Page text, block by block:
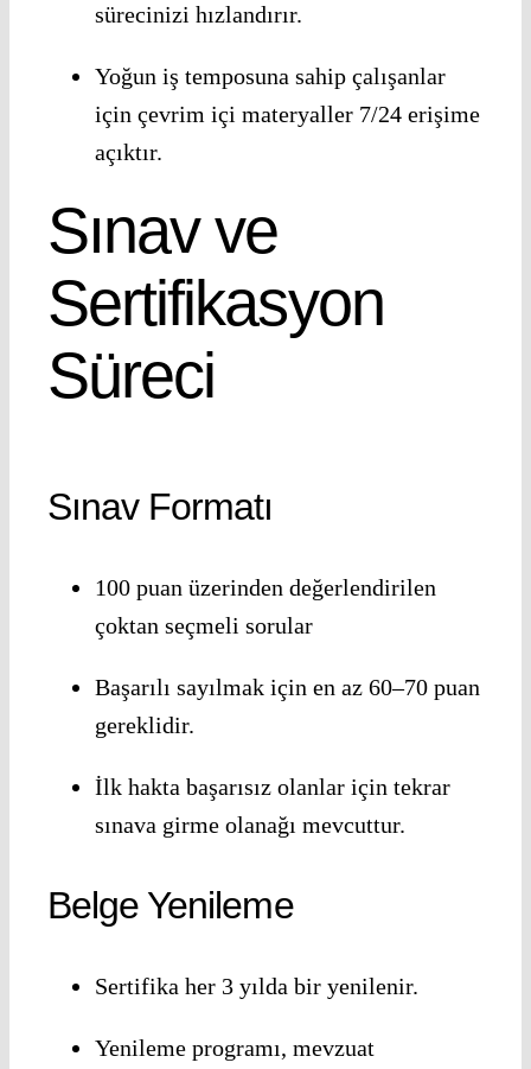
sürecinizi hızlandırır.
Yoğun iş temposuna sahip çalışanlar
için çevrim içi materyaller 7/24 erişime
açıktır.
Sınav ve
Sertifikasyon
Süreci
Sınav Formatı
100 puan üzerinden değerlendirilen
çoktan seçmeli sorular
Başarılı sayılmak için en az 60–70 puan
gereklidir.
İlk hakta başarısız olanlar için tekrar
sınava girme olanağı mevcuttur.
Belge Yenileme
Sertifika her 3 yılda bir yenilenir.
Yenileme programı, mevzuat